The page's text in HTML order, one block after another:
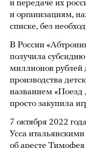
и передаче их
и организациям,
списке, без
В России
получила
миллионов рублей
производства
названием «Поезд
просто закупила
7 октября 2022
Усса
об аресте Тимофея